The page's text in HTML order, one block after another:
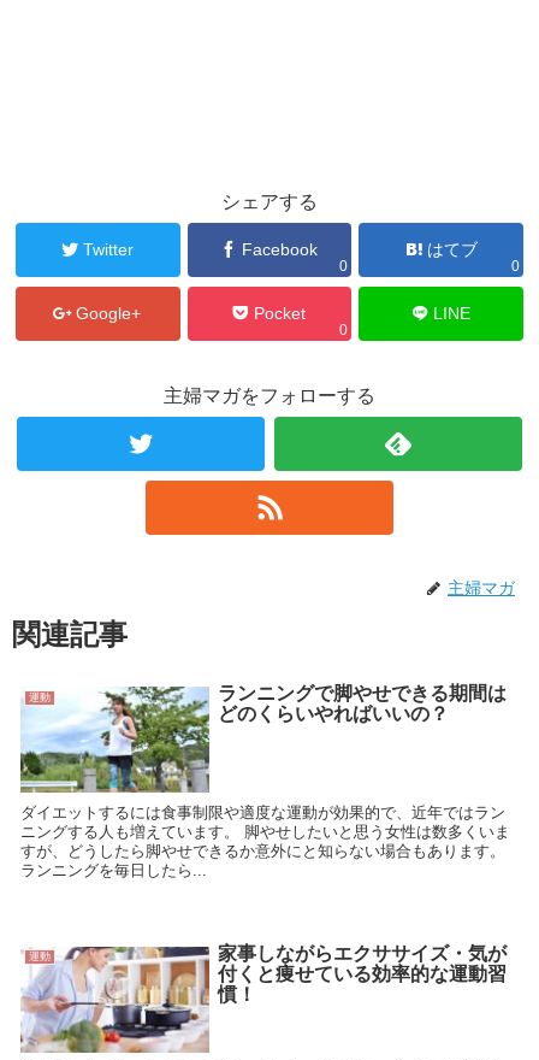
シェアする
Twitter Facebook
0
はてブ
0
Google+ Pocket
0
LINE
主婦マガをフォローする
主婦マガ
関連記事
運動
ランニングで脚やせできる期間は
どのくらいやればいいの？
ダイエットするには食事制限や適度な運動が効果的で、近年ではラン
ニングする人も増えています。 脚やせしたいと思う女性は数多くいま
すが、どうしたら脚やせできるか意外にと知らない場合もあります。
ランニングを毎日したら...
運動
家事しながらエクササイズ・気が
付くと痩せている効率的な運動習
慣！